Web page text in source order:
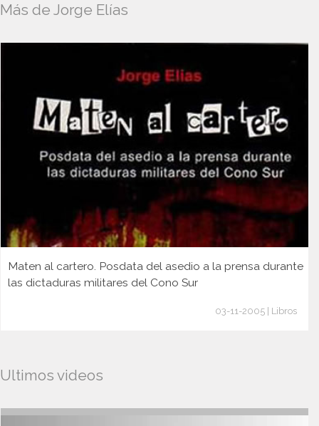
Más de Jorge Elías
Maten al cartero. Posdata del asedio a la prensa durante
las dictaduras militares del Cono Sur
03-11-2005 | Libros
Ultimos videos